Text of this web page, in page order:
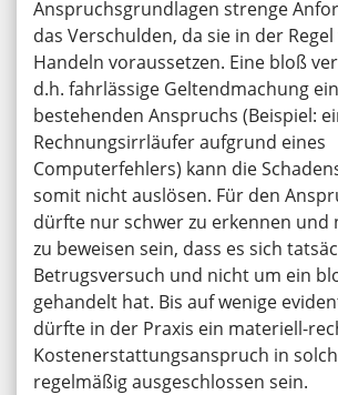
Anspruchsgrundlagen strenge
das Verschulden, da sie in der
Handeln voraussetzen. Eine bloß
d.h. fahrlässige Geltendmachung
bestehenden Anspruchs (Beispiel:
Rechnungsirrläufer aufgrund eines
Computerfehlers) kann die
somit nicht auslösen. Für den
dürfte nur schwer zu erkennen und
zu beweisen sein, dass es sich
Betrugsversuch und nicht um ein
gehandelt hat. Bis auf wenige
dürfte in der Praxis ein materiell-
Kostenerstattungsanspruch in
regelmäßig ausgeschlossen sein.